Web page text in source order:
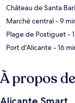
Château de Santa
Marché central- 9
Plage de Postiguet-
Port d'Alicante- 16
À propos